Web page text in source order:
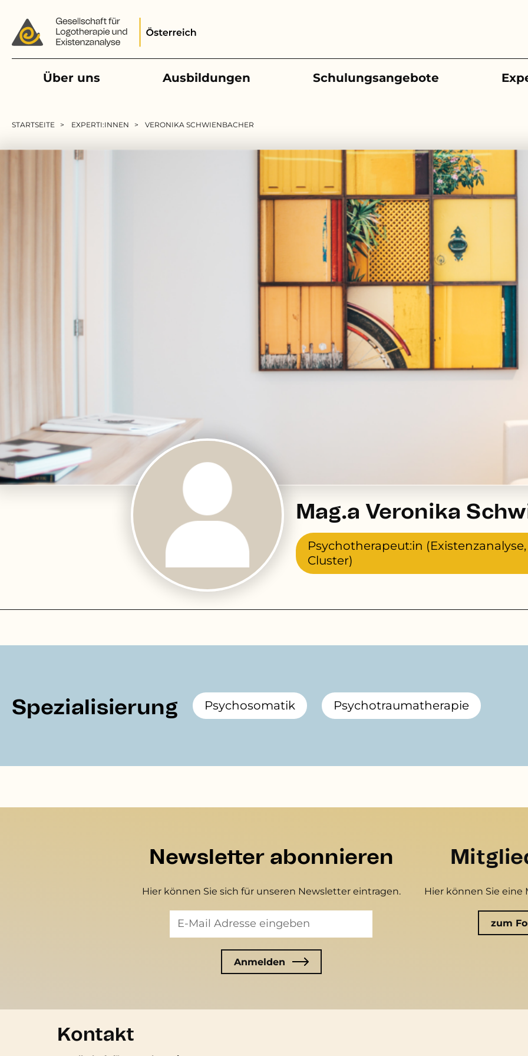
Über uns Ausbildungen Schulungsangebote
STARTSEITE EXPERTI:INNEN VERONIKA SCHWIENBACHER
Mag.a Veronika
Psychotherapeut:in
Cluster)
Spezialisierung Psychosomatik Psychotraumatherapie
Newsletter abonnieren
Hier können Sie sich für unseren Newsletter eintragen. Hier können Sie
zum
Kontakt